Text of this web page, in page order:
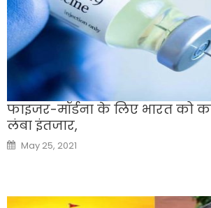
फाइजर-मॉर्डना के लिए भारत को
लंबा इंतजार,
Posted
on
May 25, 2021